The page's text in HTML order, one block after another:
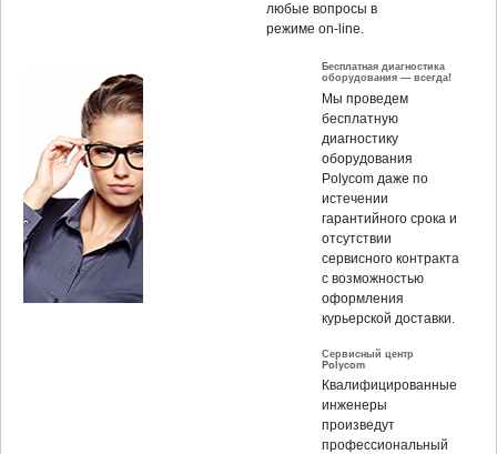
любые вопросы в
режиме on-line.
Бесплатная диагностика
оборудования — всегда!
Мы проведем
бесплатную
диагностику
оборудования
Polycom даже по
истечении
гарантийного срока и
отсутствии
сервисного контракта
с возможностью
оформления
курьерской доставки.
Сервисный центр
Polycom
Квалифицированные
инженеры
произведут
профессиональный